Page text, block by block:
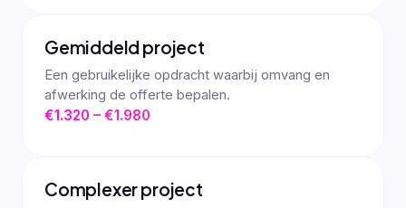
Gemiddeld project
Een gebruikelijke opdracht waarbij omvang en
afwerking de offerte bepalen.
€1.320 – €1.980
Complexer project